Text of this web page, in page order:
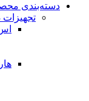
دسته‌بندی